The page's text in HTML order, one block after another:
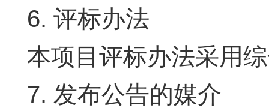
6. 评标办法
本项目评标办法采用
7. 发布公告的媒介